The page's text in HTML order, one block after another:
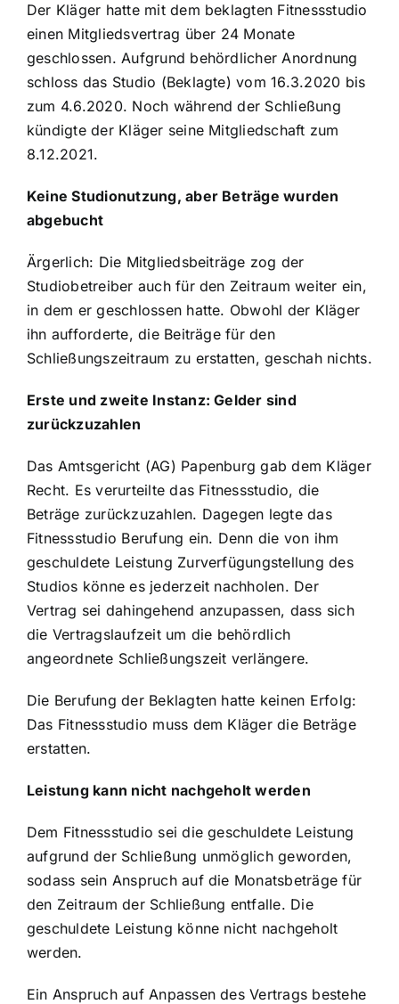
Der Kläger hatte mit dem beklagten Fitnessstudio
einen Mitgliedsvertrag über 24 Monate
geschlossen. Aufgrund behördlicher Anordnung
schloss das Studio (Beklagte) vom 16.3.2020 bis
zum 4.6.2020. Noch während der Schließung
kündigte der Kläger seine Mitgliedschaft zum
8.12.2021.
Keine Studionutzung, aber Beträge wurden
abgebucht
Ärgerlich: Die Mitgliedsbeiträge zog der
Studiobetreiber auch für den Zeitraum weiter ein,
in dem er geschlossen hatte. Obwohl der Kläger
ihn aufforderte, die Beiträge für den
Schließungszeitraum zu erstatten, geschah nichts.
Erste und zweite Instanz: Gelder sind
zurückzuzahlen
Das Amtsgericht (AG) Papenburg gab dem Kläger
Recht. Es verurteilte das Fitnessstudio, die
Beträge zurückzuzahlen. Dagegen legte das
Fitnessstudio Berufung ein. Denn die von ihm
geschuldete Leistung Zurverfügungstellung des
Studios könne es jederzeit nachholen. Der
Vertrag sei dahingehend anzupassen, dass sich
die Vertragslaufzeit um die behördlich
angeordnete Schließungszeit verlängere.
Die Berufung der Beklagten hatte keinen Erfolg:
Das Fitnessstudio muss dem Kläger die Beträge
erstatten.
Leistung kann nicht nachgeholt werden
Dem Fitnessstudio sei die geschuldete Leistung
aufgrund der Schließung unmöglich geworden,
sodass sein Anspruch auf die Monatsbeträge für
den Zeitraum der Schließung entfalle. Die
geschuldete Leistung könne nicht nachgeholt
werden.
Ein Anspruch auf Anpassen des Vertrags bestehe